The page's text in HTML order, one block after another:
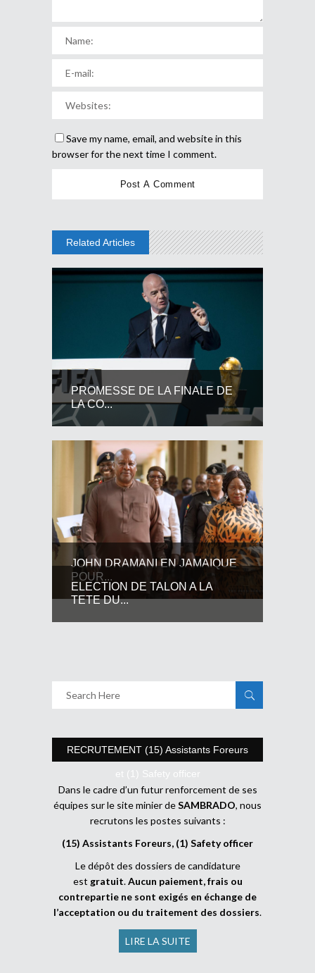
Save my name, email, and website in this
browser for the next time I comment.
Related Articles
PROMESSE DE LA FINALE DE
LA CO...
JOHN DRAMANI EN JAMAIQUE
POUR...
ELECTION DE TALON A LA
TETE DU...
RECRUTEMENT (15) Assistants Foreurs
et (1) Safety officer
Dans le cadre d’un futur renforcement de ses
équipes sur le site minier deSAMBRADO, nous
recrutons les postes suivants :
(15) Assistants Foreurs, (1) Safety officer
Le dépôt des dossiers de candidature
est gratuit.Aucun paiement, frais ou
contrepartie ne sont exigés en échange de
l’acceptation ou du traitement des dossiers.
LIRE LA SUITE